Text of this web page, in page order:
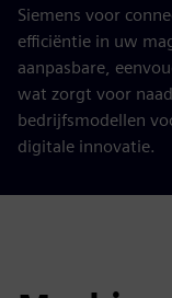
Siemens voor
efficiëntie in uw
aanpasbare,
wat zorgt voor
bedrijfsmodellen
digitale innovatie.